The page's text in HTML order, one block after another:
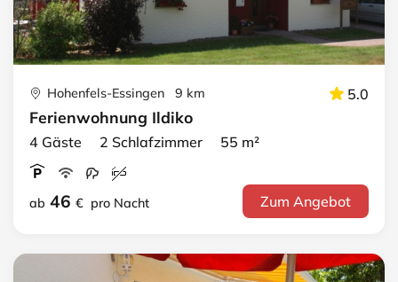
Hohenfels-Essingen 9 km 5.0
Ferienwohnung Ildiko
4 Gäste 2 Schlafzimmer 55 m²
ab 46 € pro Nacht Zum Angebot